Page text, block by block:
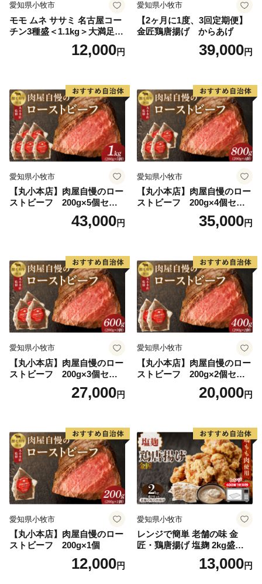
ださい。
愛知県小牧市
モモ ムネ ササミ 名古屋コー
チン3種盛＜1.1kg＞大満足セ
ット 地鶏 鶏肉12,000円
愛知県小牧市
【2ヶ月に1度、3回定期便】
金匠鶏唐揚げ からあげ
39,000円
愛知県小牧市
【丸小本店】肉屋自慢のロー
ストビーフ 200g×5個セッ
43,000円
愛知県小牧市
【丸小本店】肉屋自慢のロー
ストビーフ 200g×4個セッ
35,000円
愛知県小牧市
【丸小本店】肉屋自慢のロー
ストビーフ 200g×3個セッ
27,000円
愛知県小牧市
【丸小本店】肉屋自慢のロー
ストビーフ 200g×2個セッ
20,000円
愛知県小牧市
【丸小本店】肉屋自慢のロー
ストビーフ 200g×1個
12,000円
愛知県小牧市
レンジで簡単 老舗の味 金
匠・鶏唐揚げ 塩麹 2kg盛りセ
ット（500g×4袋） からあげ
レンジ 冷凍 調理済み 味付き
13,000円